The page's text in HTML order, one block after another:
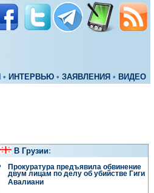
• ИНТЕРВЬЮ • ЗАЯВЛЕНИЯ • ВИДЕО
В Грузии:
Прокуратура предъявила обвинение
двум лицам по делу об убийстве Гиги
Авалиани